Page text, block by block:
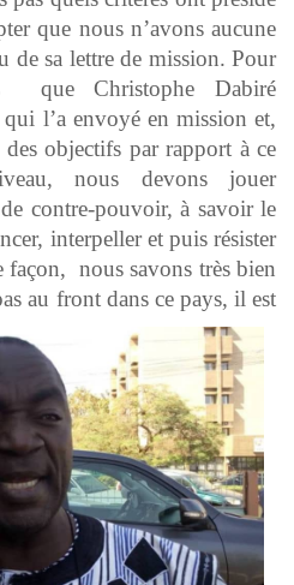
que nous n’avons aucune
de sa lettre de mission. Pour
que Christophe Dabiré
l’a envoyé en mission et,
objectifs par rapport à ce
nous devons jouer
contre-pouvoir, à savoir le
interpeller et puis résister
façon, nous savons très bien
au front dans ce pays, il est